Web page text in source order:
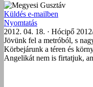
Megyesi Gusztáv
Küldés e-mailben
Nyomtatás
2012. 04. 18. · Hócipő
Jövünk fel a metróból, s
Körbejárunk a téren és
Angelikát nem is firtatjuk,